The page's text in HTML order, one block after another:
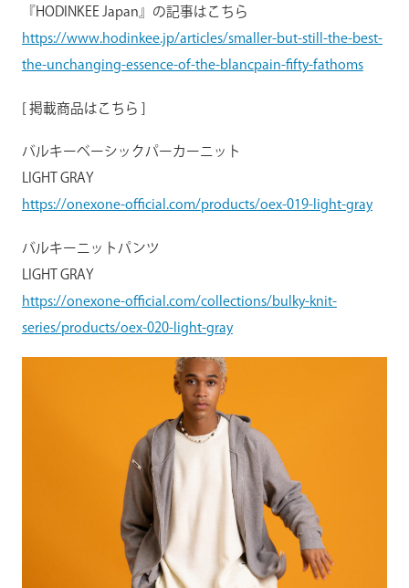
『HODINKEE Japan』の記事はこちら
https://www.hodinkee.jp/articles/smaller-but-still-the-best-
the-unchanging-essence-of-the-blancpain-fifty-fathoms
[ 掲載商品はこちら ]
バルキーベーシックパーカーニット
LIGHT GRAY
https://onexone-official.com/products/oex-019-light-gray
バルキーニットパンツ
LIGHT GRAY
https://onexone-official.com/collections/bulky-knit-
series/products/oex-020-light-gray